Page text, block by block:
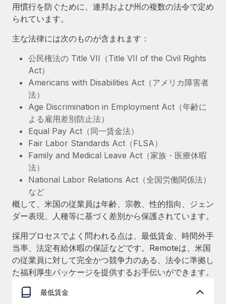
専門家に相談
グローバル人事・コンプライアンスの専門サポート
バックグラウンドチェック
候補者の選考プロセスをシンプルに
Compliance Watchtower
コンプライアンスリスクを先回りして対応
デバイス管理
ITデバイスを世界規模で提供・管理
法人設立
法令順守した法人をスピーディに設立
移住・転勤
従業員の異動をスムーズに
福利厚生
統合とAI自動化に関するコンサルティング
活用事例
情報センター
サポートを依頼する
すべてのリソースを表示する
ブログ
グローバル給与処理
EORおよびPEO
契約社員管理
税務
ブログを読む
ブログ
Remoteの製品アップデート：GustoとXeroの統合お
よびContractor Management Plus（契約社員管理
プラス）
業務に最適な人材を採用し、管理し、給与を支給できるようにす
用慣行を防ぐために、連邦および州の複数の法令で定め
られています。
主な法律には次のものが含まれます：
公民権法の Title VII（Title VII of the Civil Rights
Act）
Americans with Disabilities Act（アメリカ障害者
法）
Age Discrimination in Employment Act（年齢に
よる雇用差別防止法）
Equal Pay Act（同一賃金法）
Fair Labor Standards Act（FLSA）
Family and Medical Leave Act（家族・医療休暇
法）
National Labor Relations Act（全国労働関係法）
など
概して、米国の従業員は年齢、宗教、性的指向、ジェン
ダー表現、人種等に基づく差別から保護されています。
採用プロセスでよく問われる点は、最低賃金、時間外手
当率、法定有給休暇の保証などです。Remoteは、米国
の従業員に対して完全かつ競争力のある、法令に準拠し
た福利厚生パッケージを提供するお手伝いができます。
最低賃金